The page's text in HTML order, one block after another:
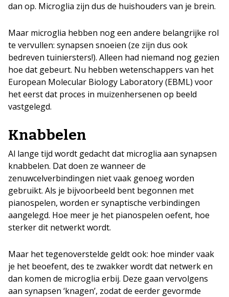
dan op. Microglia zijn dus de huishouders van je brein.
Maar microglia hebben nog een andere belangrijke rol
te vervullen: synapsen snoeien (ze zijn dus ook
bedreven tuiniersters!). Alleen had niemand nog gezien
hoe dat gebeurt. Nu hebben wetenschappers van het
European Molecular Biology Laboratory (EBML) voor
het eerst dat proces in muizenhersenen op beeld
vastgelegd.
Knabbelen
Al lange tijd wordt gedacht dat microglia aan synapsen
knabbelen. Dat doen ze wanneer de
zenuwcelverbindingen niet vaak genoeg worden
gebruikt. Als je bijvoorbeeld bent begonnen met
pianospelen, worden er synaptische verbindingen
aangelegd. Hoe meer je het pianospelen oefent, hoe
sterker dit netwerkt wordt.
Maar het tegenoverstelde geldt ook: hoe minder vaak
je het beoefent, des te zwakker wordt dat netwerk en
dan komen de microglia erbij. Deze gaan vervolgens
aan synapsen ‘knagen’, zodat de eerder gevormde